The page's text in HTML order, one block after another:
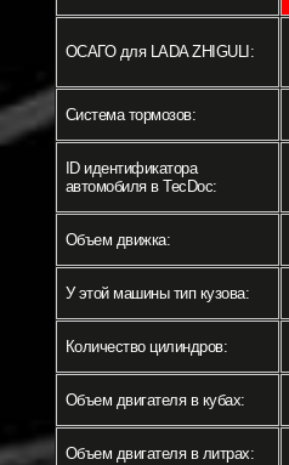
ОСАГО для LADA ZHIGULI:
Система тормозов:
ID идентификатора
автомобиля в TecDoc:
Объем движка:
У этой машины тип кузова:
Количество цилиндров:
Объем двигателя в кубах:
Объем двигателя в литрах: